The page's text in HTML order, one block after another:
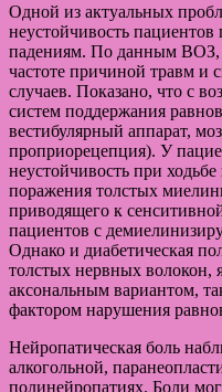
Одной из актуальных
неустойчивость
падениям. По данным ВОЗ,
частоте причиной травм и
случаев. Показано, что с
систем поддержания
вестибулярный аппарат,
проприорецепция). У
неустойчивость при
поражения толстых
приводящего к
пациентов с
Однако и диабетическая
толстых нервных волокон,
аксональным вариантом,
фактором нарушения
Нейропатическая боль
алкогольной,
полинейропатиях. Боли